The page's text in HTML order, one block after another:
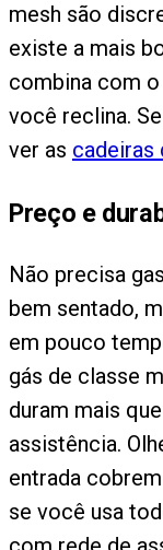
mesh são
existe a mais
combina com
você reclina.
ver as
Preço e
Não precisa
bem sentado,
em pouco
gás de classe
duram mais
assistência.
entrada
se você usa